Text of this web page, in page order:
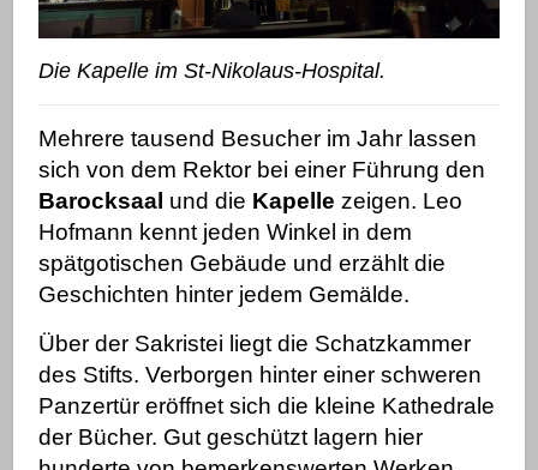
Die Kapelle im St-Nikolaus-Hospital.
Mehrere tausend Besucher im Jahr lassen
sich von dem Rektor bei einer Führung den
Barocksaal und die Kapelle zeigen. Leo
Hofmann kennt jeden Winkel in dem
spätgotischen Gebäude und erzählt die
Geschichten hinter jedem Gemälde.
Über der Sakristei liegt die Schatzkammer
des Stifts. Verborgen hinter einer schweren
Panzertür eröffnet sich die kleine Kathedrale
der Bücher. Gut geschützt lagern hier